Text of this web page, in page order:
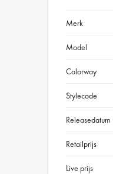
Merk
Model
Colorway
Stylecode
Releasedatum
Retailprijs
Live prijs